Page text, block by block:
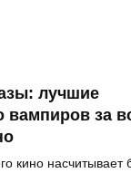
лучшие
за
кино насчитывает